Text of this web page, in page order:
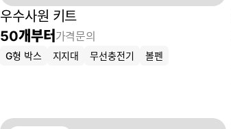
우수사원 키트
50개부터 가격문의
G형 박스 지지대 무선충전기 볼펜